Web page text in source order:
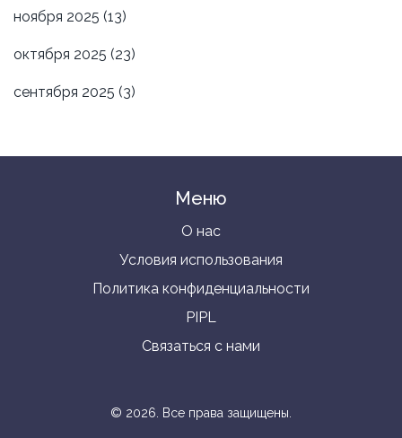
ноября 2025 (13)
октября 2025 (23)
сентября 2025 (3)
Меню
О нас
Условия использования
Политика конфиденциальности
PIPL
Связаться с нами
© 2026. Все права защищены.